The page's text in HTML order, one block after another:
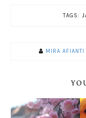
TAGS:
MIRA AFIANTI